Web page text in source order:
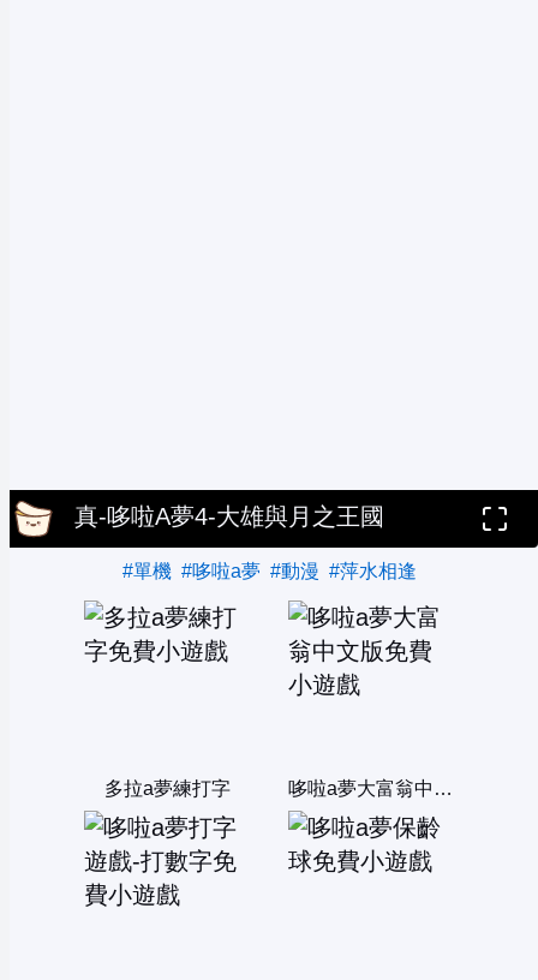
真-哆啦A夢4-大雄與月之王國
#單機 #哆啦a夢 #動漫 #萍水相逢
多拉a夢練打字 哆啦a夢大富翁中文版